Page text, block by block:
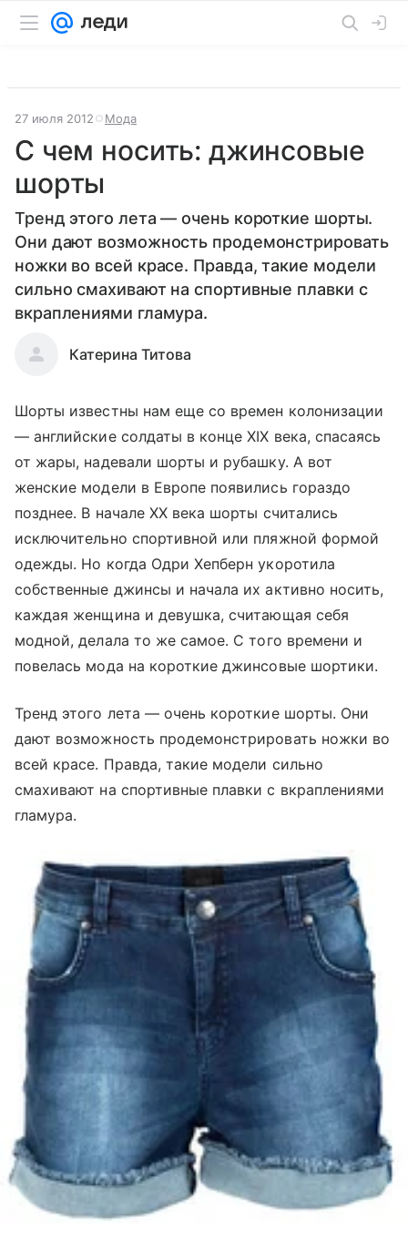
27 июля 2012 Мода
С чем носить: джинсовые
шорты
Тренд этого лета — очень короткие шорты.
Они дают возможность продемонстрировать
ножки во всей красе. Правда, такие модели
сильно смахивают на спортивные плавки с
вкраплениями гламура.
Катерина Титова
Шорты известны нам еще со времен колонизации
— английские солдаты в конце XIX века, спасаясь
от жары, надевали шорты и рубашку. А вот
женские модели в Европе появились гораздо
позднее. В начале XX века шорты считались
исключительно спортивной или пляжной формой
одежды. Но когда Одри Хепберн укоротила
собственные джинсы и начала их активно носить,
каждая женщина и девушка, считающая себя
модной, делала то же самое. С того времени и
повелась мода на короткие джинсовые шортики.
Тренд этого лета — очень короткие шорты. Они
дают возможность продемонстрировать ножки во
всей красе. Правда, такие модели сильно
смахивают на спортивные плавки с вкраплениями
гламура.